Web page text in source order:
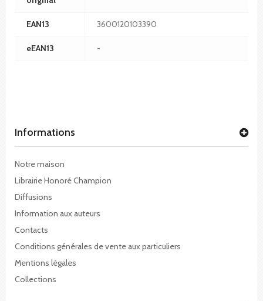
EAN13 3600120103390
eEAN13 -
Informations
Notre maison
Librairie Honoré Champion
Diffusions
Information aux auteurs
Contacts
Conditions générales de vente aux particuliers
Mentions légales
Collections